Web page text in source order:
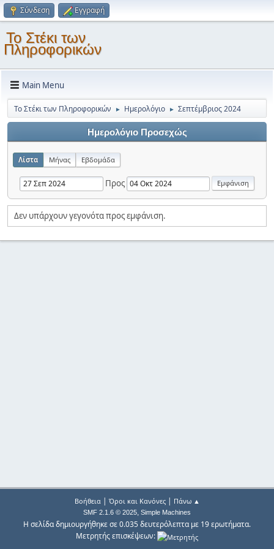
Σύνδεση Εγγραφή
Το Στέκι των
Πληροφορικών
Main Menu
Το Στέκι των Πληροφορικών ► Ημερολόγιο ► Σεπτέμβριος 2024
Ημερολόγιο Προσεχώς
Λίστα Μήνας Εβδομάδα
Προς
Δεν υπάρχουν γεγονότα προς εμφάνιση.
Βοήθεια| Όροι και Κανόνες| Πάνω ▲
SMF 2.1.6 © 2025, Simple Machines
Η σελίδα δημιουργήθηκε σε 0.035 δευτερόλεπτα με 19 ερωτήματα.
Μετρητής επισκέψεων: